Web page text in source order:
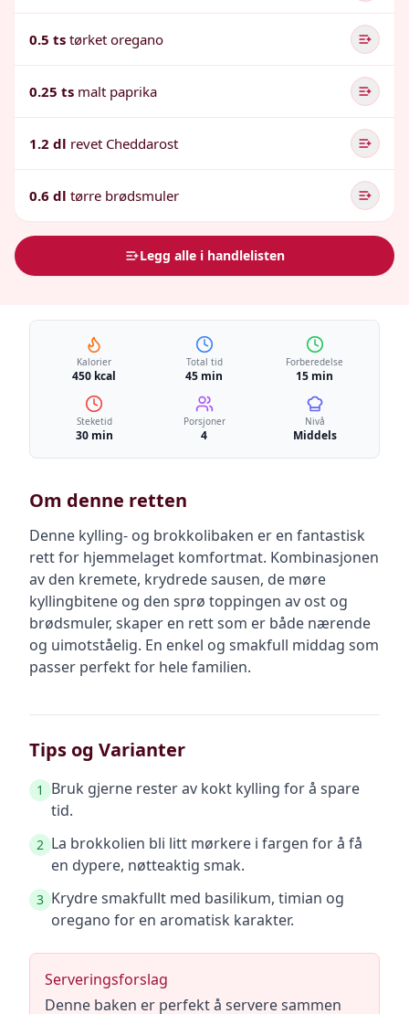
0.5 ts tørket oregano
0.25 ts malt paprika
1.2 dl revet Cheddarost
0.6 dl tørre brødsmuler
Legg alle i handlelisten
Kalorier
450 kcal
Total tid
45 min
Forberedelse
15 min
Steketid
30 min
Porsjoner
4
Nivå
Middels
Om denne retten
Denne kylling- og brokkolibaken er en fantastisk
rett for hjemmelaget komfortmat. Kombinasjonen
av den kremete, krydrede sausen, de møre
kyllingbitene og den sprø toppingen av ost og
brødsmuler, skaper en rett som er både nærende
og uimotståelig. En enkel og smakfull middag som
passer perfekt for hele familien.
Tips og Varianter
1
Bruk gjerne rester av kokt kylling for å spare
tid.
2 La brokkolien bli litt mørkere i fargen for å få
en dypere, nøtteaktig smak.
3 Krydre smakfullt med basilikum, timian og
oregano for en aromatisk karakter.
Serveringsforslag
Denne baken er perfekt å servere sammen